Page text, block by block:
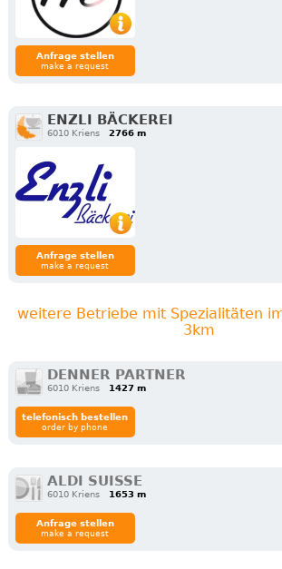
Anfrage stellen
make a request
ENZLI BÄCKEREI
6010 Kriens 2766 m
Anfrage stellen
make a request
weitere Betriebe mit Spezialitäten
3km
DENNER PARTNER
6010 Kriens 1427 m
telefonisch bestellen
order by phone
ALDI SUISSE
6010 Kriens 1653 m
Anfrage stellen
make a request